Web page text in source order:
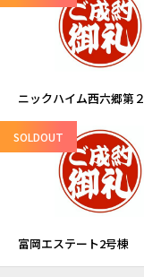
ニックハイム西六郷第２
SOLDOUT
富岡エステート2号棟